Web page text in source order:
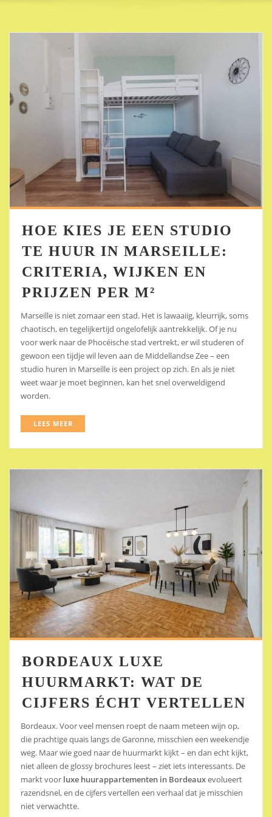
HOE KIES JE EEN STUDIO
TE HUUR IN MARSEILLE:
CRITERIA, WIJKEN EN
PRIJZEN PER M²
Marseille is niet zomaar een stad. Het is lawaaiig, kleurrijk, soms
chaotisch, en tegelijkertijd ongelofelijk aantrekkelijk. Of je nu
voor werk naar de Phocéische stad vertrekt, er wil studeren of
gewoon een tijdje wil leven aan de Middellandse Zee – een
studio huren in Marseille is een project op zich. En als je niet
weet waar je moet beginnen, kan het snel overweldigend
worden.
LEES MEER
BORDEAUX LUXE
HUURMARKT: WAT DE
CIJFERS ÉCHT VERTELLEN
Bordeaux. Voor veel mensen roept de naam meteen wijn op,
die prachtige quais langs de Garonne, misschien een weekendje
weg. Maar wie goed naar de huurmarkt kijkt – en dan echt kijkt,
niet alleen de glossy brochures leest – ziet iets interessants. De
markt voor luxe huurappartementen in Bordeauxevolueert
razendsnel, en de cijfers vertellen een verhaal dat je misschien
niet verwachtte.